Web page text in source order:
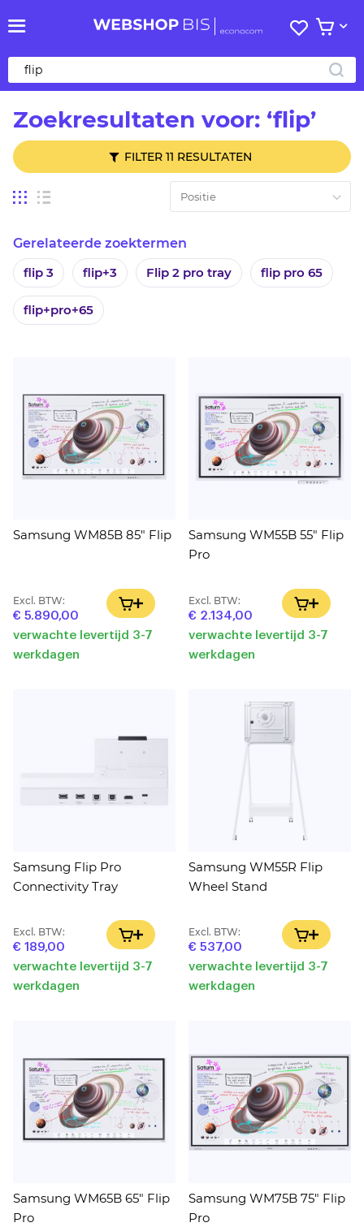
Mijn
Bekijk
Zoekresultaten voor: ‘flip’
FILTER 11 RESULTATEN
Tonen
Foto-
tabel
Lijst
Gerelateerde zoektermen
flip 3
flip+3 Flip 2 pro tray flip pro 65
flip+pro+65
Samsung WM85B 85" Flip
Excl. BTW:
€ 5.890,00
IN WINKELWAGEN
verwachte levertijd 3-7
werkdagen
Samsung WM55B 55" Flip
Pro
Excl. BTW:
€ 2.134,00
IN
verwachte levertijd 3-7
werkdagen
Samsung Flip Pro
Connectivity Tray
Excl. BTW:
€ 189,00
IN WINKELWAGEN
verwachte levertijd 3-7
werkdagen
Samsung WM55R Flip
Wheel Stand
Excl. BTW:
€ 537,00
IN
verwachte levertijd 3-7
werkdagen
Samsung WM65B 65" Flip
Pro
Samsung WM75B 75" Flip
Pro